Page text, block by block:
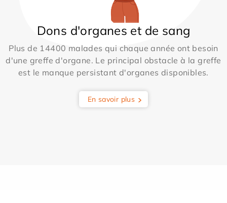
Dons d'organes et de sang
Plus de 14400 malades qui chaque année ont besoin
d'une greffe d'organe. Le principal obstacle à la greffe
est le manque persistant d'organes disponibles.
En savoir plus